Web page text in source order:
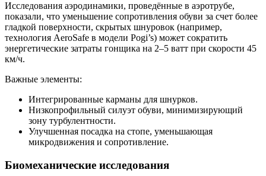
Исследования аэродинамики, проведённые в аэротрубе,
показали, что уменьшение сопротивления обуви за счет более
гладкой поверхности, скрытых шнуровок (например,
технология AeroSafe в модели Pogi’s) может сократить
энергетические затраты гонщика на 2–5 ватт при скорости 45
км/ч.
Важные элементы:
Интегрированные карманы для шнурков.
Низкопрофильный силуэт обуви, минимизирующий
зону турбулентности.
Улучшенная посадка на стопе, уменьшающая
микродвижения и сопротивление.
Биомеханические исследования